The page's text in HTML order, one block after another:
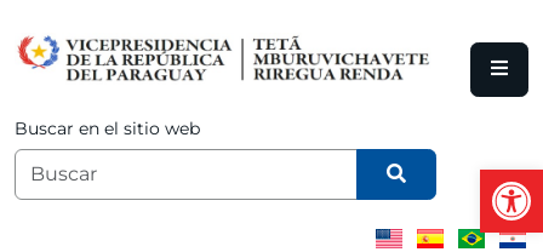
Buscar en el sitio web